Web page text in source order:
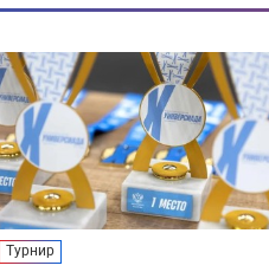
Турнир